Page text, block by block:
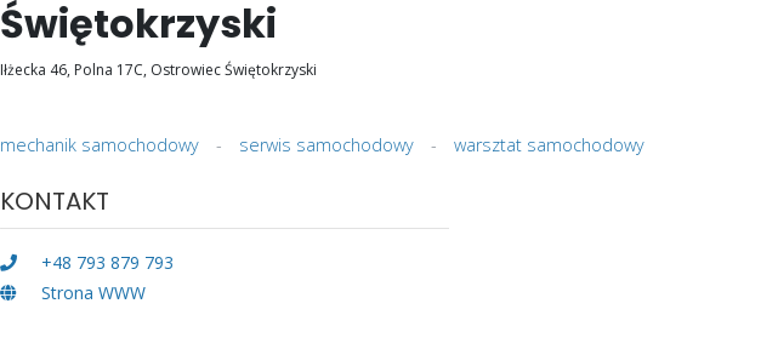
Świętokrzyski
Iłżecka 46, Polna 17C, Ostrowiec Świętokrzyski
mechanik samochodowy - serwis samochodowy - warsztat samochodowy
KONTAKT
+48 793 879 793
Strona WWW